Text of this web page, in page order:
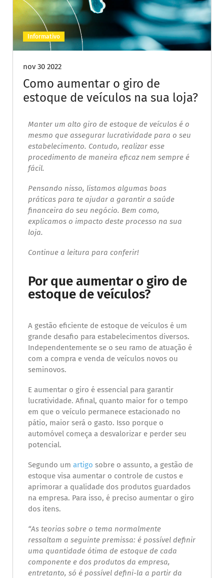
Informativo
nov 30 2022
Como aumentar o giro de
estoque de veículos na sua loja?
Manter um alto giro de estoque de veículos é o
mesmo que assegurar lucratividade para o seu
estabelecimento. Contudo, realizar esse
procedimento de maneira eficaz nem sempre é
fácil.
Pensando nisso, listamos algumas boas
práticas para te ajudar a garantir a saúde
financeira do seu negócio. Bem como,
explicamos o impacto deste processo na sua
loja.
Continue a leitura para conferir!
Por que aumentar o giro de
estoque de veículos?
A gestão eficiente de estoque de veículos é um
grande desafio para estabelecimentos diversos.
Independentemente se o seu ramo de atuação é
com a compra e venda de veículos novos ou
seminovos.
E aumentar o giro é essencial para garantir
lucratividade. Afinal, quanto maior for o tempo
em que o veículo permanece estacionado no
pátio, maior será o gasto. Isso porque o
automóvel começa a desvalorizar e perder seu
potencial.
Segundo um artigo sobre o assunto, a gestão de
estoque visa aumentar o controle de custos e
aprimorar a qualidade dos produtos guardados
na empresa. Para isso, é preciso aumentar o giro
dos itens.
“As teorias sobre o tema normalmente
ressaltam a seguinte premissa: é possível definir
uma quantidade ótima de estoque de cada
componente e dos produtos da empresa,
entretanto, só é possível defini-la a partir da